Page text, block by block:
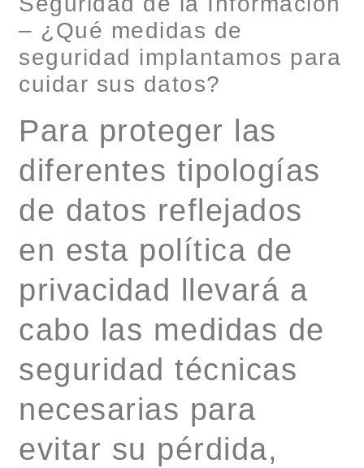
– ¿Qué medidas de
seguridad implantamos para
cuidar sus datos?
Para proteger las
diferentes tipologías
de datos reflejados
en esta política de
privacidad llevará a
cabo las medidas de
seguridad técnicas
necesarias para
evitar su pérdida,